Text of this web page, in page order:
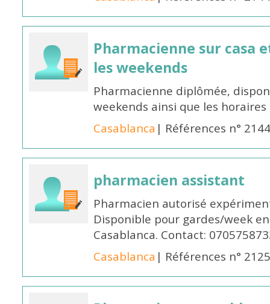
Pharmacienne sur casa
les weekends
Pharmacienne diplômée,
weekends ainsi que les
Casablanca | Références n°
pharmacien assistant
Pharmacien autorisé
Disponible pour gardes/week
Casablanca. Contact:
Casablanca | Références n°